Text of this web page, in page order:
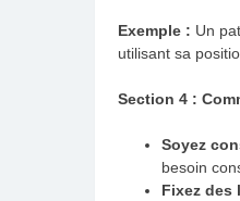
Exemple : Un
utilisant sa
Section 4 :
Soyez
besoin
Fixez des